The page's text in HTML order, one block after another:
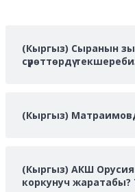
(Кыргыз) Сыранын
сүрөттөрдү
(Кыргыз)
(Кыргыз) АКШ
коркунуч